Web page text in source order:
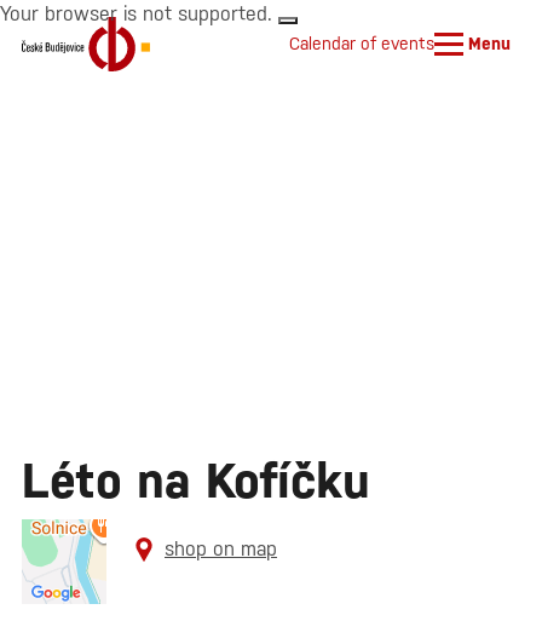
Your browser is not supported.
Calendar of events Menu
Léto na Kofíčku
shop on map